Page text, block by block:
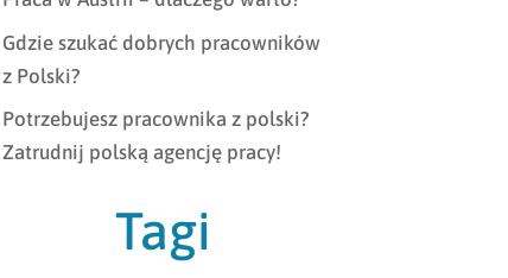
Gdzie szukać dobrych pracowników
z Polski?
Potrzebujesz pracownika z polski?
Zatrudnij polską agencję pracy!
Tagi